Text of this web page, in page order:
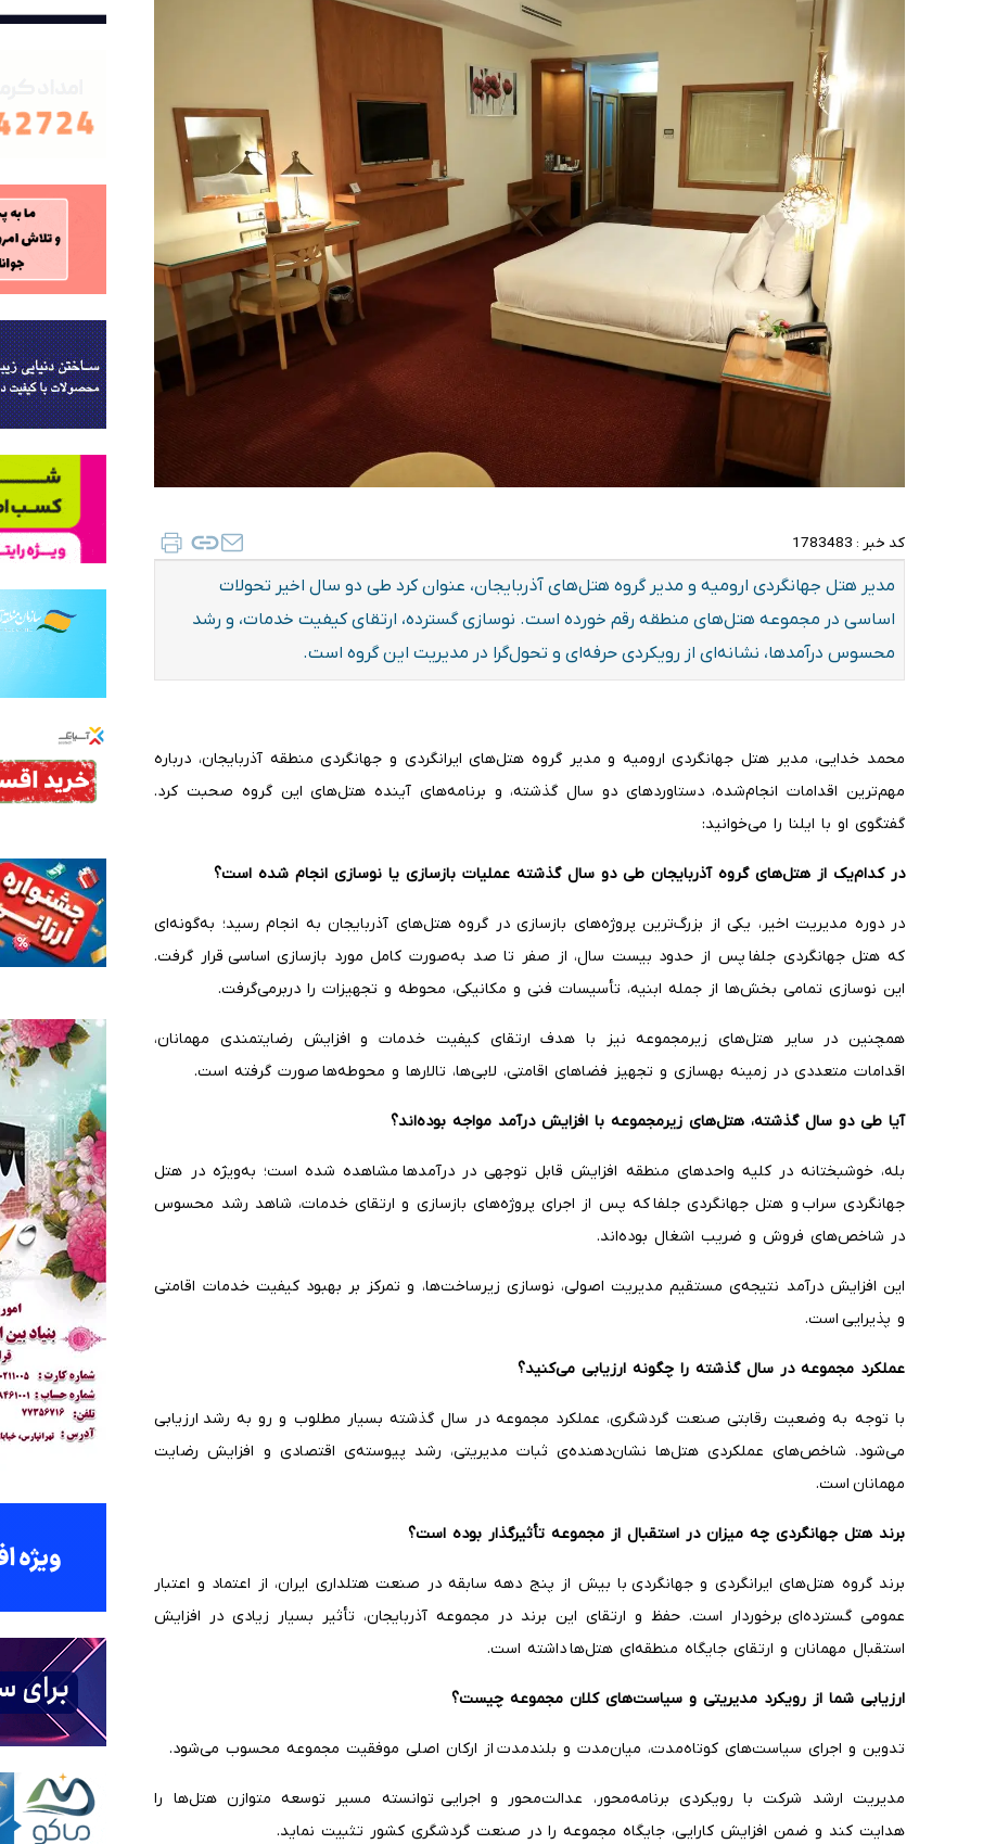
کد خبر : 1783483
مدیر هتل جهانگردی ارومیه و مدیر گروه هتل‌های آذربایجان، عنوان کرد طی دو سال اخیر تحولات
اساسی در مجموعه هتل‌های منطقه رقم خورده است. نوسازی گسترده، ارتقای کیفیت خدمات، و رشد
محسوس درآمدها، نشانه‌ای از رویکردی حرفه‌ای و تحول‌گرا در مدیریت این گروه است.
محمد خدایی، مدیر هتل جهانگردی ارومیه و مدیر گروه هتل‌های ایرانگردی و جهانگردی منطقه آذربایجان، درباره
مهم‌ترین اقدامات انجام‌شده، دستاوردهای دو سال گذشته، و برنامه‌های آینده هتل‌های این گروه صحبت کرد.
گفتگوی او با ایلنا را می‌خوانید:
در کدام‌یک از هتل‌های گروه آذربایجان طی دو سال گذشته عملیات بازسازی یا نوسازی انجام شده است؟
در دوره مدیریت اخیر، یکی از بزرگ‌ترین پروژه‌های بازسازی در گروه هتل‌های آذربایجان به انجام رسید؛ به‌گونه‌ای
که هتل جهانگردی جلفا پس از حدود بیست سال، از صفر تا صد به‌صورت کامل مورد بازسازی اساسی قرار گرفت.
این نوسازی تمامی بخش‌ها از جمله ابنیه، تأسیسات فنی و مکانیکی، محوطه و تجهیزات را دربرمی‌گرفت.
همچنین در سایر هتل‌های زیرمجموعه نیز با هدف ارتقای کیفیت خدمات و افزایش رضایتمندی مهمانان،
اقدامات متعددی در زمینه بهسازی و تجهیز فضاهای اقامتی، لابی‌ها، تالارها و محوطه‌ها صورت گرفته است.
آیا طی دو سال گذشته، هتل‌های زیرمجموعه با افزایش درآمد مواجه بوده‌اند؟
بله، خوشبختانه در کلیه واحدهای منطقه افزایش قابل توجهی در درآمدها مشاهده شده است؛ به‌ویژه در هتل
جهانگردی سراب و هتل جهانگردی جلفا که پس از اجرای پروژه‌های بازسازی و ارتقای خدمات، شاهد رشد محسوس
در شاخص‌های فروش و ضریب اشغال بوده‌اند.
این افزایش درآمد نتیجه‌ی مستقیم مدیریت اصولی، نوسازی زیرساخت‌ها، و تمرکز بر بهبود کیفیت خدمات اقامتی
و پذیرایی است.
عملکرد مجموعه در سال گذشته را چگونه ارزیابی می‌کنید؟
با توجه به وضعیت رقابتی صنعت گردشگری، عملکرد مجموعه در سال گذشته بسیار مطلوب و رو به رشد ارزیابی
می‌شود. شاخص‌های عملکردی هتل‌ها نشان‌دهنده‌ی ثبات مدیریتی، رشد پیوسته‌ی اقتصادی و افزایش رضایت
مهمانان است.
برند هتل جهانگردی چه میزان در استقبال از مجموعه تأثیرگذار بوده است؟
برند گروه هتل‌های ایرانگردی و جهانگردی با بیش از پنج دهه سابقه در صنعت هتلداری ایران، از اعتماد و اعتبار
عمومی گسترده‌ای برخوردار است. حفظ و ارتقای این برند در مجموعه آذربایجان، تأثیر بسیار زیادی در افزایش
استقبال مهمانان و ارتقای جایگاه منطقه‌ای هتل‌ها داشته است.
ارزیابی شما از رویکرد مدیریتی و سیاست‌های کلان مجموعه چیست؟
تدوین و اجرای سیاست‌های کوتاه‌مدت، میان‌مدت و بلندمدت از ارکان اصلی موفقیت مجموعه محسوب می‌شود.
مدیریت ارشد شرکت با رویکردی برنامه‌محور، عدالت‌محور و اجرایی توانسته مسیر توسعه متوازن هتل‌ها را
هدایت کند و ضمن افزایش کارایی، جایگاه مجموعه را در صنعت گردشگری کشور تثبیت نماید.